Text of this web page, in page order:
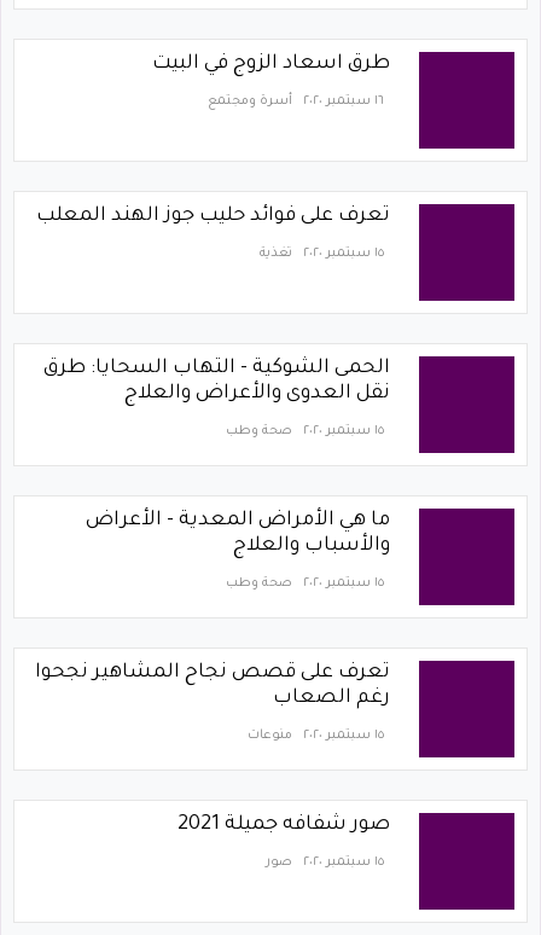
طرق اسعاد الزوج في البيت
١٦ سبتمبر ٢٠٢٠ أسرة ومجتمع
تعرف على فوائد حليب جوز الهند المعلب
١٥ سبتمبر ٢٠٢٠ تغذية
الحمى الشوكية - التهاب السحايا: طرق
نقل العدوى والأعراض والعلاج
١٥ سبتمبر ٢٠٢٠ صحة وطب
ما هي الأمراض المعدية - الأعراض
والأسباب والعلاج
١٥ سبتمبر ٢٠٢٠ صحة وطب
تعرف على قصص نجاح المشاهير نجحوا
رغم الصعاب
١٥ سبتمبر ٢٠٢٠ منوعات
صور شفافه جميلة 2021
١٥ سبتمبر ٢٠٢٠ صور